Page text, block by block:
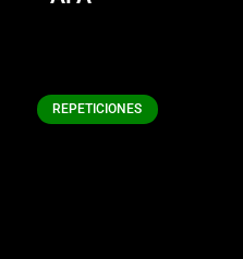
REPETICIONES